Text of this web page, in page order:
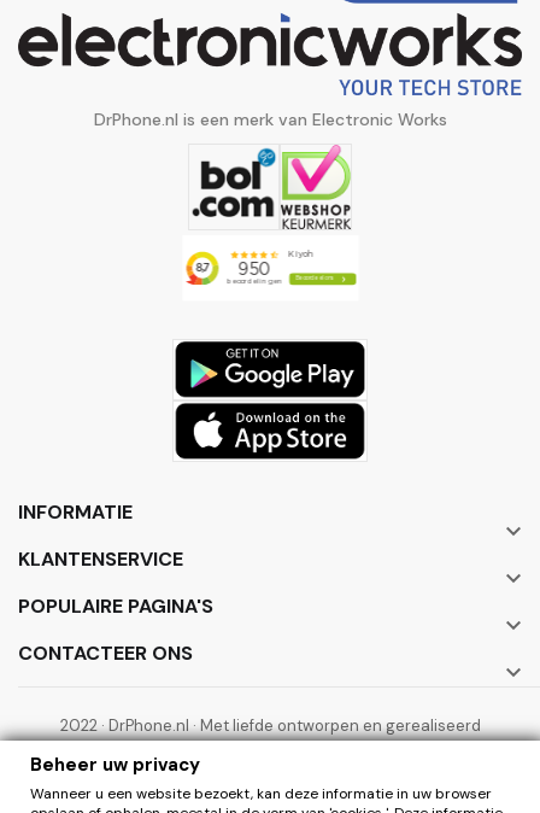
DrPhone.nl is een merk van Electronic Works
INFORMATIE

KLANTENSERVICE

POPULAIRE PAGINA'S

CONTACTEER ONS

2022 · DrPhone.nl · Met liefde ontworpen en gerealiseerd
Beheer uw privacy
Wanneer u een website bezoekt, kan deze informatie in uw browser